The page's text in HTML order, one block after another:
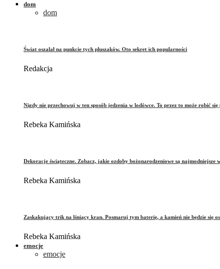
dom
dom
Świat oszalał na punkcie tych pluszaków. Oto sekret ich popularności
Redakcja
Nigdy nie przechowuj w ten sposób jedzenia w lodówce. To przez to może robić się
Rebeka Kamińska
Dekoracje świąteczne. Zobacz, jakie ozdoby bożonarodzeniowe są najmodniejsze
Rebeka Kamińska
Zaskakujący trik na lśniący kran. Posmaruj tym baterię, a kamień nie będzie się
Rebeka Kamińska
emocje
emocje